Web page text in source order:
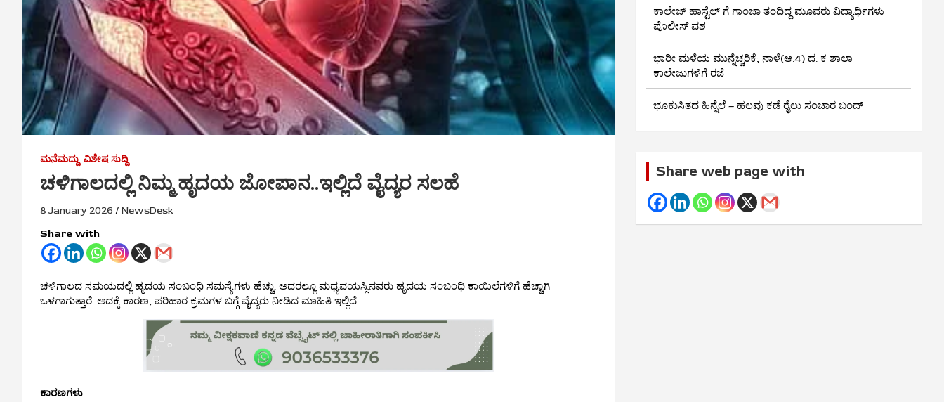
ಮನೆಮದ್ದು ವಿಶೇಷ ಸುದ್ದಿ
ಚಳಿಗಾಲದಲ್ಲಿ ನಿಮ್ಮ ಹೃದಯ ಜೋಪಾನ..ಇಲ್ಲಿದೆ ವೈದ್ಯರ ಸಲಹೆ
8 January 2026 NewsDesk
Share with
ಚಳಿಗಾಲದ ಸಮಯದಲ್ಲಿ ಹೃದಯ ಸಂಬಂಧಿ ಸಮಸ್ಯೆಗಳು ಹೆಚ್ಚು. ಅದರಲ್ಲೂ ಮಧ್ಯವಯಸ್ಸಿನವರು ಹೃದಯ ಸಂಬಂಧಿ ಕಾಯಿಲೆಗಳಿಗೆ ಹೆಚ್ಚಾಗಿ
ಒಳಗಾಗುತ್ತಾರೆ. ಅದಕ್ಕೆ ಕಾರಣ, ಪರಿಹಾರ ಕ್ರಮಗಳ ಬಗ್ಗೆ ವೈದ್ಯರು ನೀಡಿದ ಮಾಹಿತಿ ಇಲ್ಲಿದೆ.
ಕಾರಣಗಳು
ಕಾಲೇಜ್ ಹಾಸ್ಟೆಲ್ ಗೆ ಗಾಂಜಾ ತಂದಿದ್ದ ಮೂವರು ವಿದ್ಯಾರ್ಥಿಗಳು
ಪೊಲೀಸ್ ವಶ
ಭಾರೀ ಮಳೆಯ ಮುನ್ನೆಚ್ಚರಿಕೆ; ನಾಳೆ(ಆ.4) ದ. ಕ ಶಾಲಾ
ಕಾಲೇಜುಗಳಿಗೆ ರಜೆ
ಭೂಕುಸಿತದ ಹಿನ್ನೆಲೆ – ಹಲವು ಕಡೆ ರೈಲು ಸಂಚಾರ ಬಂದ್
Share web page with